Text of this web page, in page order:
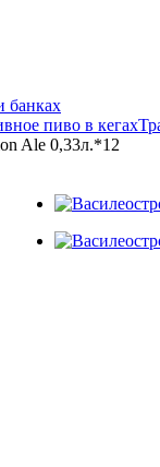
банках
пиво в кегах
Ale 0,33л.*12